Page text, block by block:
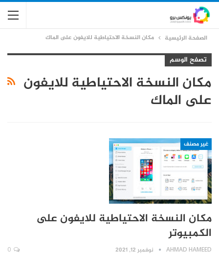
الصفحة الرئيسية مكان النسخة الاحتياطية للايفون على الماك
تصفح الوسم
مكان النسخة الاحتياطية للايفون
على الماك
غير مصنف
مكان النسخة الاحتياطية للايفون على
الكمبيوتر
AHMAD HAMEED نوفمبر 12, 2021